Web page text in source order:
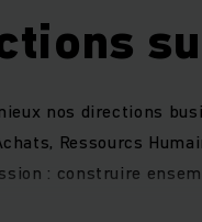
nos directions
Ressourcs
: construire